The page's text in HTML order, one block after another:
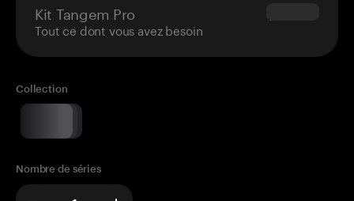
Kit Tangem Pro
Tout ce dont vous avez besoin
$180.00
Collection
Nombre de séries